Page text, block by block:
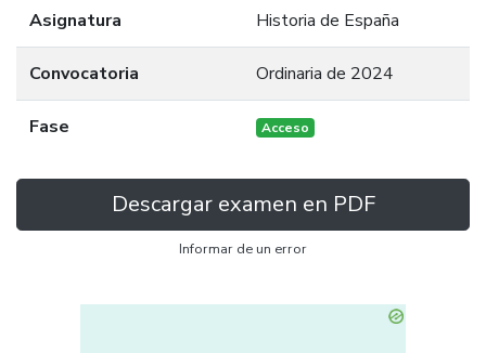
Asignatura Historia de España
Convocatoria Ordinaria de 2024
Fase Acceso
Descargar examen en PDF
Informar de un error